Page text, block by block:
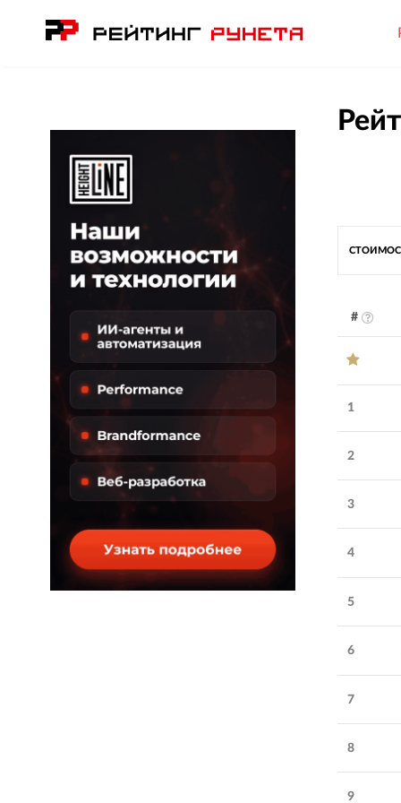
#
1
2
3
4
5
6
7
8
9